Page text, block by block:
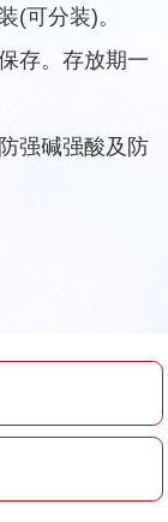
(可分装)。
存。存放期一
强碱强酸及防